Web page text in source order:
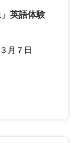
英語体験
月７日